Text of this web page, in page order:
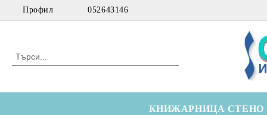
Профил 052643146
КНИЖАРНИЦА СТЕНО